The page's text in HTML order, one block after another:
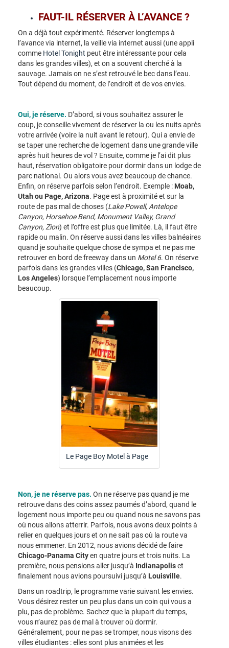
FAUT-IL RÉSERVER À L’AVANCE ?
On a déjà tout expérimenté. Réserver longtemps à
l’avance via internet, la veille via internet aussi (une appli
comme Hotel Tonight peut être intéressante pour cela
dans les grandes villes), et on a souvent cherché à la
sauvage. Jamais on ne s’est retrouvé le bec dans l’eau.
Tout dépend du moment, de l’endroit et de vos envies.
Oui, je réserve. D’abord, si vous souhaitez assurer le
coup, je conseille vivement de réserver la ou les nuits après
votre arrivée (voire la nuit avant le retour). Qui a envie de
se taper une recherche de logement dans une grande ville
après huit heures de vol ? Ensuite, comme je l’ai dit plus
haut, réservation obligatoire pour dormir dans un lodge de
parc national. Ou alors vous avez beaucoup de chance.
Enfin, on réserve parfois selon l’endroit. Exemple : Moab,
Utah ou Page, Arizona. Page est à proximité et sur la
route de pas mal de choses (Lake Powell, Antelope
Canyon, Horsehoe Bend, Monument Valley, Grand
Canyon, Zion) et l’offre est plus que limitée. Là, il faut être
rapide ou malin. On réserve aussi dans les villes balnéaires
quand je souhaite quelque chose de sympa et ne pas me
retrouver en bord de freeway dans un Motel 6. On réserve
parfois dans les grandes villes (Chicago, San Francisco,
Los Angeles) lorsque l’emplacement nous importe
beaucoup.
Le Page Boy Motel à Page
Non, je ne réserve pas. On ne réserve pas quand je me
retrouve dans des coins assez paumés d’abord, quand le
logement nous importe peu ou quand nous ne savons pas
où nous allons atterrir. Parfois, nous avons deux points à
relier en quelques jours et on ne sait pas où la route va
nous emmener. En 2012, nous avions décidé de faire
Chicago-Panama Cityen quatre jours et trois nuits. La
première, nous pensions aller jusqu’à Indianapoliset
finalement nous avions poursuivi jusqu’à Louisville.
Dans un roadtrip, le programme varie suivant les envies.
Vous désirez rester un peu plus dans un coin qui vous a
plu, pas de problème. Sachez que la plupart du temps,
vous n’aurez pas de mal à trouver où dormir.
Généralement, pour ne pas se tromper, nous visons des
villes étudiantes : elles sont plus animées et les